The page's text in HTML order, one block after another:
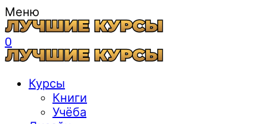
Меню
0
Курсы
Книги
Учёба